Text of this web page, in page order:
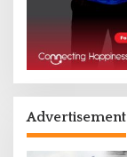
Advertisement